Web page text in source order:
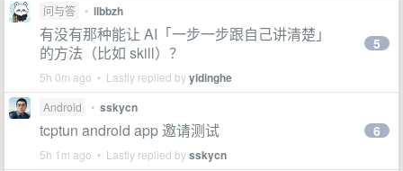
问与答 • llbbzh
有没有那种能让 AI「一步一步跟自己讲清楚」
的方法（比如 skill）？
5h 0m ago • Lastly replied byyidinghe
5
Android • sskycn
tcptun android app 邀请测试
5h 1m ago • Lastly replied bysskycn
6